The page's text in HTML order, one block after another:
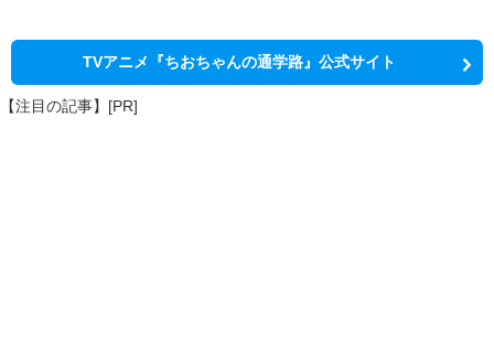
TVアニメ『ちおちゃんの通学路』公式サイト
【注目の記事】[PR]